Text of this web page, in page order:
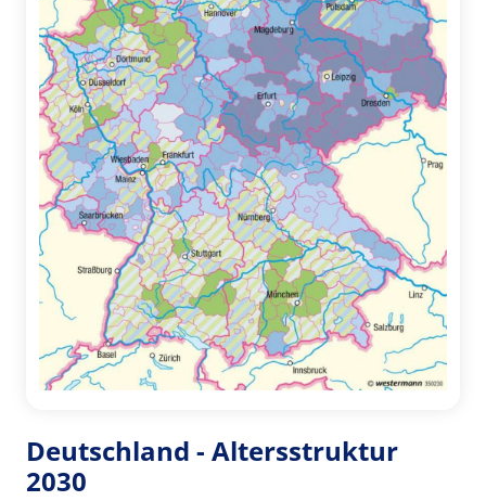
Deutschland - Altersstruktur
2030